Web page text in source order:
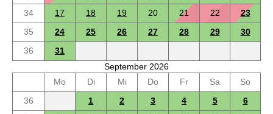
34
17 18 19 20 21 22
23
35
24 25 26 27 28 29
30
36
31
September 2026
Mo
Di Mi Do Fr Sa
So
36
1 2 3 4 5
6